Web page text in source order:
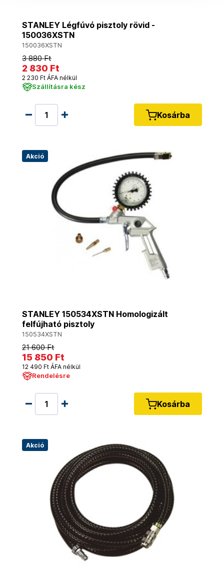
STANLEY Légfúvó pisztoly rövid -
150036XSTN
150036XSTN
3 880 Ft
2 830 Ft
2 230 Ft ÁFA nélkül
Szállításra kész
Kosárba
Akció
STANLEY 150534XSTN Homologizált
felfújható pisztoly
150534XSTN
21 600 Ft
15 850 Ft
12 490 Ft ÁFA nélkül
Rendelésre
Kosárba
Akció